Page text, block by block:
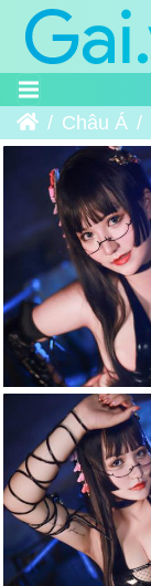
Trang chủ
Châu Á